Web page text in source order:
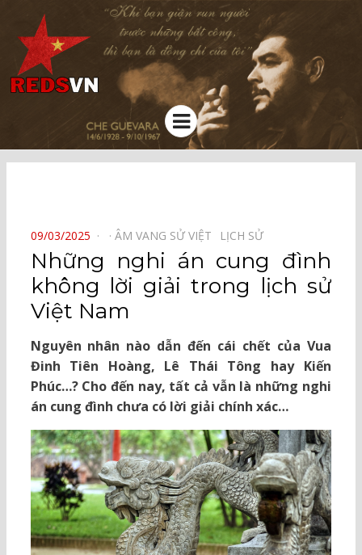
Kênh chia sẻ tri thức cộng đồng
Menu
POSTED
ON
09/03/2025 ÂM VANG SỬ VIỆT⠀ LỊCH SỬ⠀
Những nghi án cung đình
không lời giải trong lịch sử
Việt Nam
Nguyên nhân nào dẫn đến cái chết của Vua
Đinh Tiên Hoàng, Lê Thái Tông hay Kiến
Phúc…? Cho đến nay, tất cả vẫn là những nghi
án cung đình chưa có lời giải chính xác…